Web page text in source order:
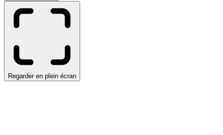
Regarder en plein écran